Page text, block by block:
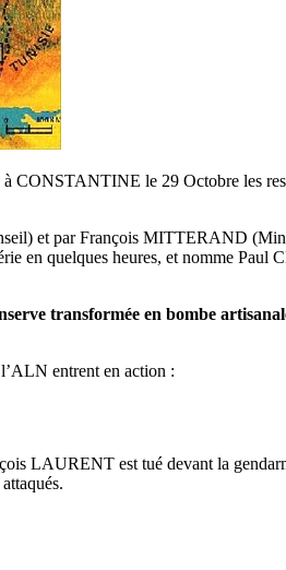
CONSTANTINE le 29 Octobre les
et par François MITTERAND
en quelques heures, et nomme
transformée en bombe
entrent en action :
LAURENT est tué devant la